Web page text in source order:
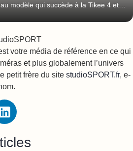
modèle qui succède à la Tikee 4 et
votre média de référence en ce qui
et plus globalement l’univers
petit frère du site studioSPORT.fr, e-